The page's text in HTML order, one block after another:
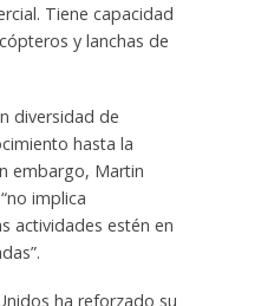
Tiene capacidad
y lanchas de
diversidad de
hasta la
embargo, Martin
implica
actividades estén en
ha reforzado su